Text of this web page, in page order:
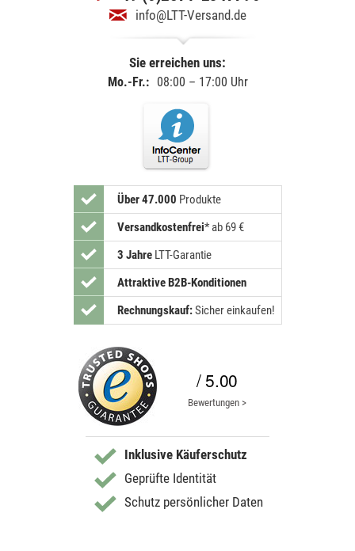
info@LTT-Versand.de
Sie erreichen uns:
Mo.-Fr.: 08:00 – 17:00 Uhr
Über 47.000 Produkte
Versandkostenfrei* ab 69 €
3 JahreLTT-Garantie
Attraktive B2B-Konditionen
Rechnungskauf:Sicher einkaufen!
/ 5.00
Bewertungen >
Inklusive Käuferschutz
Geprüfte Identität
Schutz persönlicher Daten